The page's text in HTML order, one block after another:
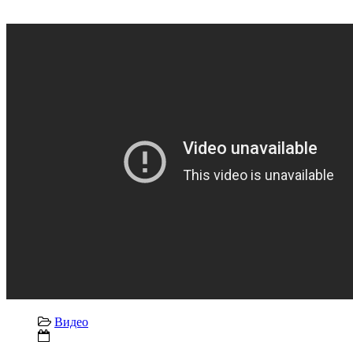
Видео